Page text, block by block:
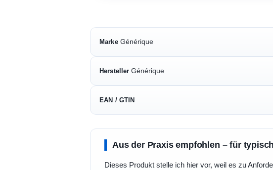
Marke Générique
Hersteller Générique
EAN / GTIN
Aus der Praxis empfohlen – für
Dieses Produkt stelle ich hier vor, weil es zu